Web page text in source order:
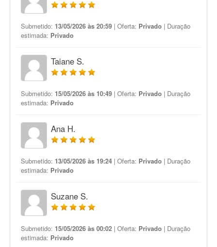
Submetido: 13/05/2026 às 20:59 | Oferta: Privado | Duração
estimada: Privado
Taiane S.
Submetido: 15/05/2026 às 10:49 | Oferta: Privado | Duração
estimada: Privado
Ana H.
Submetido: 13/05/2026 às 19:24 | Oferta: Privado | Duração
estimada: Privado
Suzane S.
Submetido: 15/05/2026 às 00:02 | Oferta: Privado | Duração
estimada: Privado